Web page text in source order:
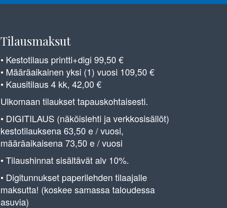
Tilausmaksut
• Kestotilaus printti+digi 99,50 €
• Määräaikainen yksi (1) vuosi 109,50 €
• Kausitilaus 4 kk, 42,00 €
Ulkomaan tilaukset tapauskohtaisesti.
• DIGITILAUS (näköislehti ja verkkosisällöt)
kestotilauksena 63,50 e / vuosi,
määräaikaisena 73,50 e / vuosi
• Tilaushinnat sisältävät alv 10%.
• Digitunnukset paperilehden tilaajalle
maksutta! (koskee samassa taloudessa
asuvia)